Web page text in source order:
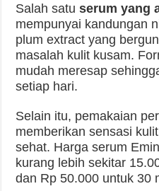
Salah satuserum yang
mempunyai kandungan
plum extract yang
masalah kulit kusam.
mudah meresap
setiap hari.
Selain itu, pemakaian
memberikan sensasi
sehat. Harga serum
kurang lebih sekitar
dan Rp 50.000 untuk 30